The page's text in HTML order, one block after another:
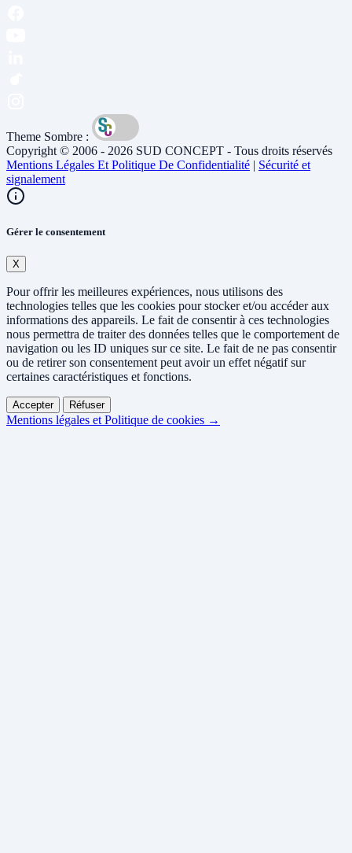
Theme Sombre :
Copyright © 2006 - 2026 SUD CONCEPT - Tous droits réservés
Mentions Légales Et Politique De Confidentialité | Sécurité et
signalement
Gérer le consentement
X
Pour offrir les meilleures expériences, nous utilisons des
technologies telles que les cookies pour stocker et/ou accéder aux
informations des appareils. Le fait de consentir à ces technologies
nous permettra de traiter des données telles que le comportement de
navigation ou les ID uniques sur ce site. Le fait de ne pas consentir
ou de retirer son consentement peut avoir un effet négatif sur
certaines caractéristiques et fonctions.
Accepter Réfuser
Mentions légales et Politique de cookies →